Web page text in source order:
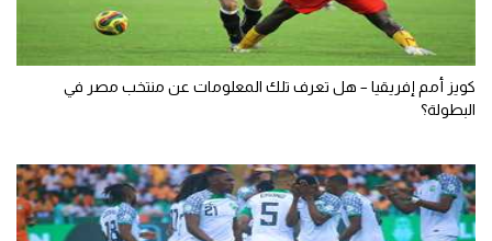
كويز أمم إفريقيا – هل تعرف تلك المعلومات عن منتخب مصر في
البطولة؟